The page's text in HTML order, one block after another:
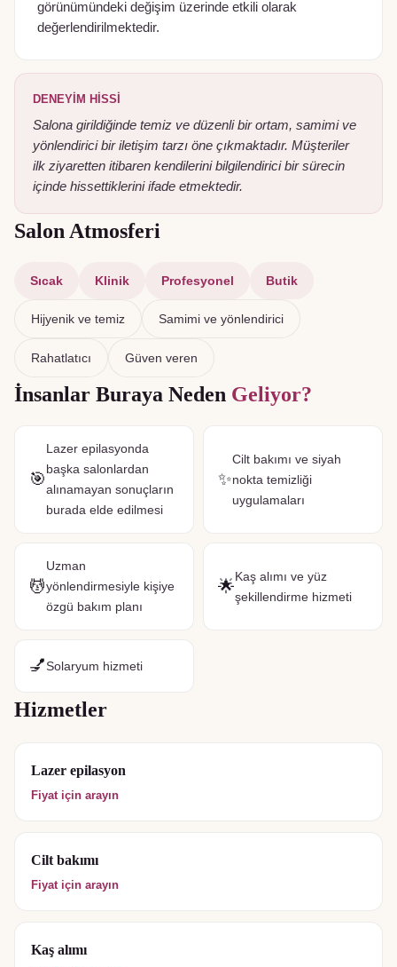
görünümündeki değişim üzerinde etkili olarak
değerlendirilmektedir.
DENEYIM HISSI
Salona girildiğinde temiz ve düzenli bir ortam, samimi ve
yönlendirici bir iletişim tarzı öne çıkmaktadır. Müşteriler
ilk ziyaretten itibaren kendilerini bilgilendirici bir sürecin
içinde hissettiklerini ifade etmektedir.
Salon Atmosferi
Sıcak Klinik Profesyonel Butik
Hijyenik ve temiz Samimi ve yönlendirici
Rahatlatıcı Güven veren
İnsanlar Buraya Neden Geliyor?
🎯
Lazer epilasyonda
başka salonlardan
alınamayan sonuçların
burada elde edilmesi
✨
Cilt bakımı ve siyah
nokta temizliği
uygulamaları
💆
Uzman
yönlendirmesiyle kişiye
özgü bakım planı
🌟
Kaş alımı ve yüz
şekillendirme hizmeti
💅Solaryum hizmeti
Hizmetler
Lazer epilasyon
Fiyat için arayın
Cilt bakımı
Fiyat için arayın
Kaş alımı